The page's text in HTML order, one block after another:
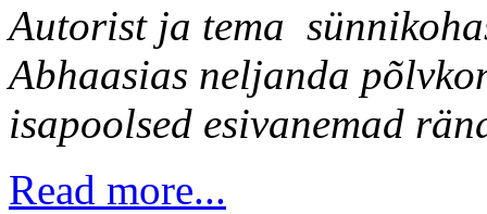
Autorist ja tema
Abhaasias neljanda
isapoolsed esivanemad
Read more...